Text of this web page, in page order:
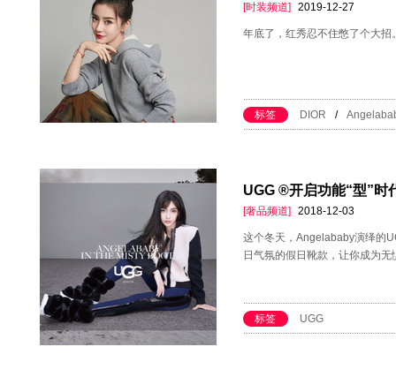
[时装频道] 2019-12-27
年底了，红秀忍不住憋了个大招
标签 DIOR /
UGG ®开启功能“型”
[奢品频道] 2018-12-03
这个冬天，Angelababy演绎的
日气氛的假日靴款，让你成为
标签 UGG